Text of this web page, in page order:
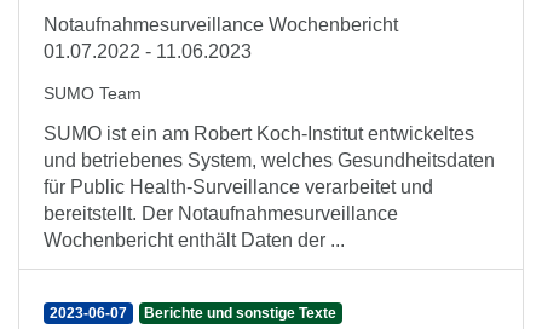
Notaufnahmesurveillance Wochenbericht
01.07.2022 - 11.06.2023
SUMO Team
SUMO ist ein am Robert Koch-Institut entwickeltes
und betriebenes System, welches Gesundheitsdaten
für Public Health-Surveillance verarbeitet und
bereitstellt. Der Notaufnahmesurveillance
Wochenbericht enthält Daten der ...
2023-06-07 Berichte und sonstige Texte